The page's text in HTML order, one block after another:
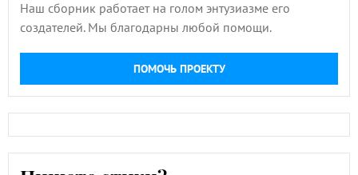
Наш сборник работает на голом энтузиазме его
создателей. Мы благодарны любой помощи.
ПОМОЧЬ ПРОЕКТУ